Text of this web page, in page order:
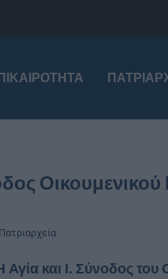
Πατριαρχεία
Αγία και Ι. Σύνοδος του